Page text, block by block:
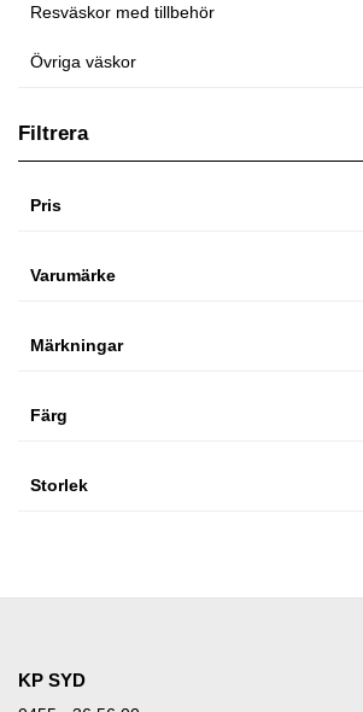
Resväskor med tillbehör
Övriga väskor
Filtrera
Pris
Varumärke
Märkningar
Färg
Storlek
KP SYD